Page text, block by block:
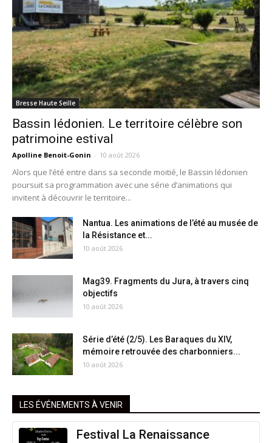
Bresse Haute Seille
Bassin lédonien. Le territoire célèbre son
patrimoine estival
Apolline Benoit-Gonin - 10 août 2026
Alors que l’été entre dans sa seconde moitié, le Bassin lédonien
poursuit sa programmation avec une série d’animations qui
invitent à découvrir le territoire...
Nantua. Les animations de l’été au musée de
la Résistance et...
10 août 2026
Mag39. Fragments du Jura, à travers cinq
objectifs
10 août 2026
Série d’été (2/5). Les Baraques du XIV,
mémoire retrouvée des charbonniers...
10 août 2026
LES ÉVÉNEMENTS À VENIR
Festival La Renaissance